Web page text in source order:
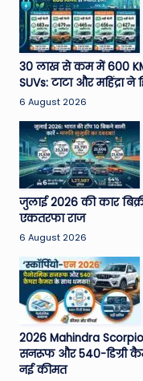
30 लाख से कम में 600
SUVs: टाटा और महिंद्रा ने
6 August 2026
जुलाई 2026 की कार
एकतरफा राज
6 August 2026
2026 Mahindra
सनरूफ और 540-डिग्री
नई कीमत